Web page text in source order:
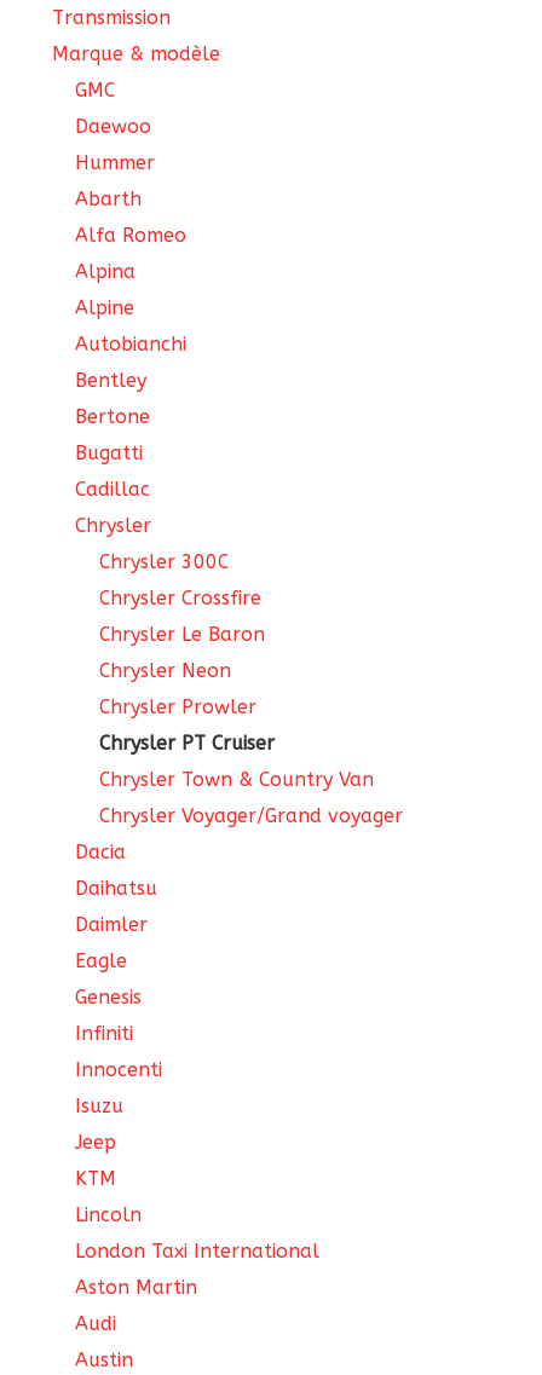
Transmission
Marque & modèle
GMC
Daewoo
Hummer
Abarth
Alfa Romeo
Alpina
Alpine
Autobianchi
Bentley
Bertone
Bugatti
Cadillac
Chrysler
Chrysler 300C
Chrysler Crossfire
Chrysler Le Baron
Chrysler Neon
Chrysler Prowler
Chrysler PT Cruiser
Chrysler Town & Country Van
Chrysler Voyager/Grand voyager
Dacia
Daihatsu
Daimler
Eagle
Genesis
Infiniti
Innocenti
Isuzu
Jeep
KTM
Lincoln
London Taxi International
Aston Martin
Audi
Austin